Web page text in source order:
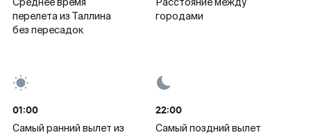
перелета из Таллина
без пересадок
городами
01:00
Самый ранний вылет из
22:00
Самый поздний вылет